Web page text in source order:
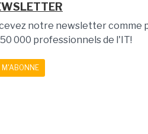
notre newsletter comme
000 professionnels de l'IT!
M'ABONNE